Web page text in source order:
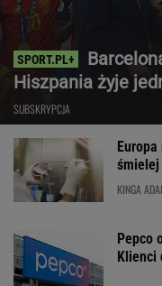
Hiszpania żyje
SUBSKRYPCJA
śmielej
KINGA
Pepco
Klienci